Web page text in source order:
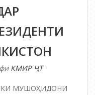
КМИР ҶТ
МУШОҲИДОНИ